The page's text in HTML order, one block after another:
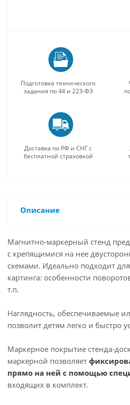
Подготовка технического
задания по 44 и 223-ФЗ
Доставка по РФ и СНГ с
бесплатной страховкой
Описание
Магнитно-маркерный стенд
с крепящимися на нее
схемами. Идеально подходит
картинга: особенности
т.п.
Наглядность, обеспечиваемые
позволит детям легко и быстро
Маркерное покрытие стенда-
маркерной позволяет
прямо на ней с помощью
входящих в комплект.